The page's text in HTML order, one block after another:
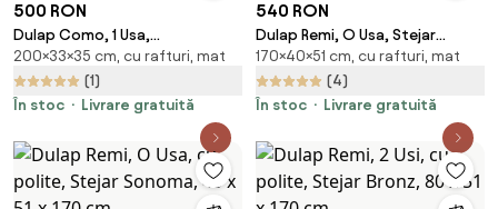
500 RON
Dulap Como, 1 Usa,
Antracit/Alb, L 33 x l 35 x H 200
cm
200×33×35 cm, cu rafturi, mat
(1)
În stoc
Livrare gratuită
540 RON
Dulap Remi, O Usa, Stejar
Sonoma, 40 x 51 x 170 cm
170×40×51 cm, cu rafturi, mat
(4)
În stoc
Livrare gratuită